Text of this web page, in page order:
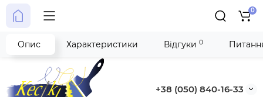
+38 (050) 840-16-33
0
Опис Характеристики Відгуки 0